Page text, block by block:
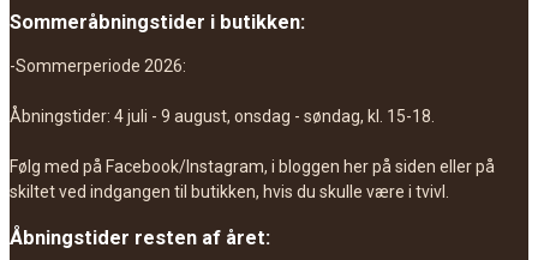
Sommeråbningstider i butikken:
-Sommerperiode 2026:
Åbningstider: 4 juli - 9 august, onsdag - søndag, kl. 15-18.
Følg med på Facebook/Instagram, i bloggen her på siden eller på
skiltet ved indgangen til butikken, hvis du skulle være i tvivl.
Åbningstider resten af året: